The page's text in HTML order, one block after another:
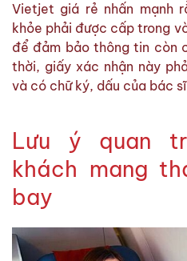
Vietjet giá rẻ nhấn mạnh
khỏe phải được cấp trong
để đảm bảo thông tin còn
thời, giấy xác nhận này
và có chữ ký, dấu của bác
Lưu ý quan
khách mang
bay